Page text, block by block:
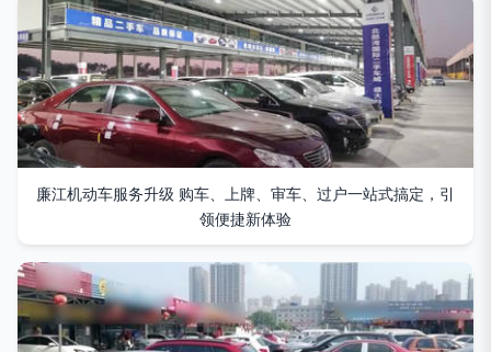
廉江机动车服务升级 购车、上牌、审车、过户一站式搞定，引
领便捷新体验